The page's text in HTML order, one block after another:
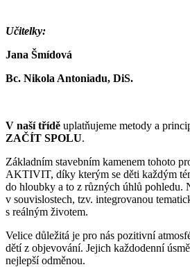
Učitelky:
Jana Šmídová
Bc. Nikola Antoniadu, DiS.
V naší třídě uplatňujeme metody a
ZAČÍT SPOLU.
Základním stavebním kamenem tohoto
AKTIVIT, díky kterým se děti každým
do hloubky a to z různých úhlů pohledu.
v souvislostech, tzv. integrovanou
s reálným životem.
Velice důležitá je pro nás pozitivní
dětí z objevování. Jejich každodenní
nejlepší odměnou.